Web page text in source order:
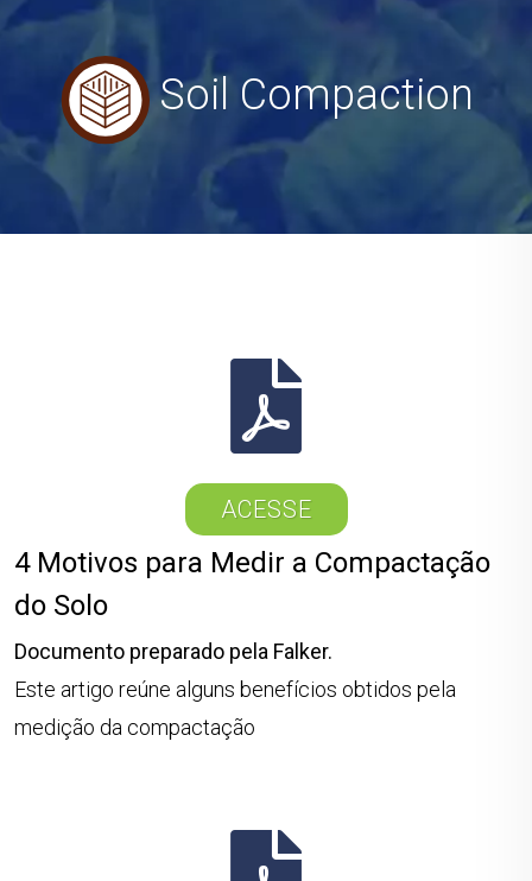
Soil Compaction
ACESSE
4 Motivos para Medir a Compactação
do Solo
Documento preparado pela Falker.
Este artigo reúne alguns benefícios obtidos pela
medição da compactação